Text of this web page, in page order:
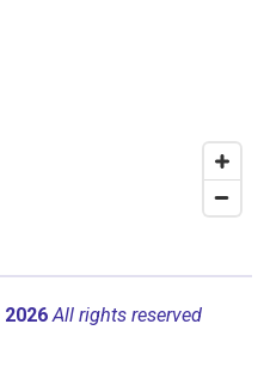
2026All rights reserved